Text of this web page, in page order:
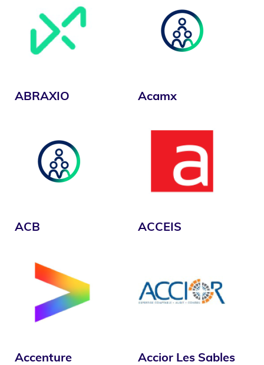
ABRAXIO Acamx
ACB ACCEIS
Accenture
Accior Les Sables